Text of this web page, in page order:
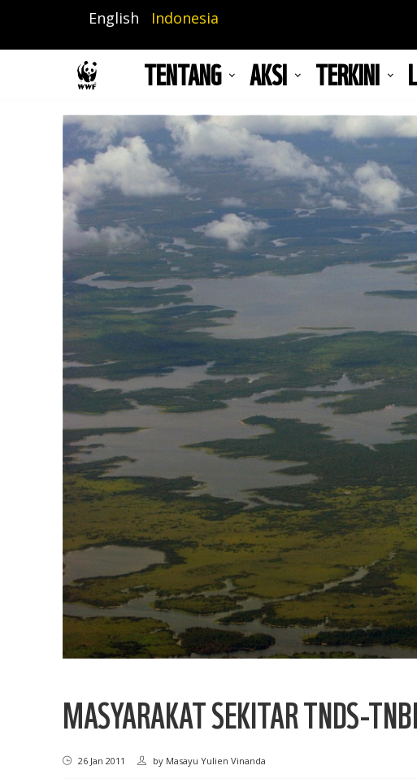
isi
English Indonesia
TENTANG AKSI TERKINI
MASYARAKAT SEKITAR TNDS-
26 Jan 2011 by Masayu Yulien Vinanda